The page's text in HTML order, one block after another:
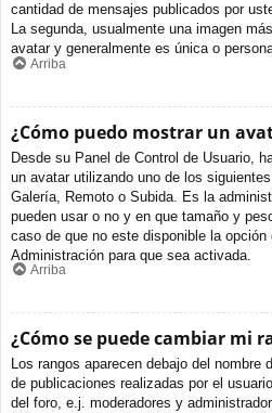
cantidad de mensajes publicados por
La segunda, usualmente una imagen
avatar y generalmente es única o
Arriba
¿Cómo puedo mostrar un
Desde su Panel de Control de Usuario,
un avatar utilizando uno de los
Galería, Remoto o Subida. Es la
pueden usar o no y en que tamaño y
caso de que no este disponible la
Administración para que sea activada.
Arriba
¿Cómo se puede cambiar mi
Los rangos aparecen debajo del nombre
de publicaciones realizadas por el
del foro, e.j. moderadores y